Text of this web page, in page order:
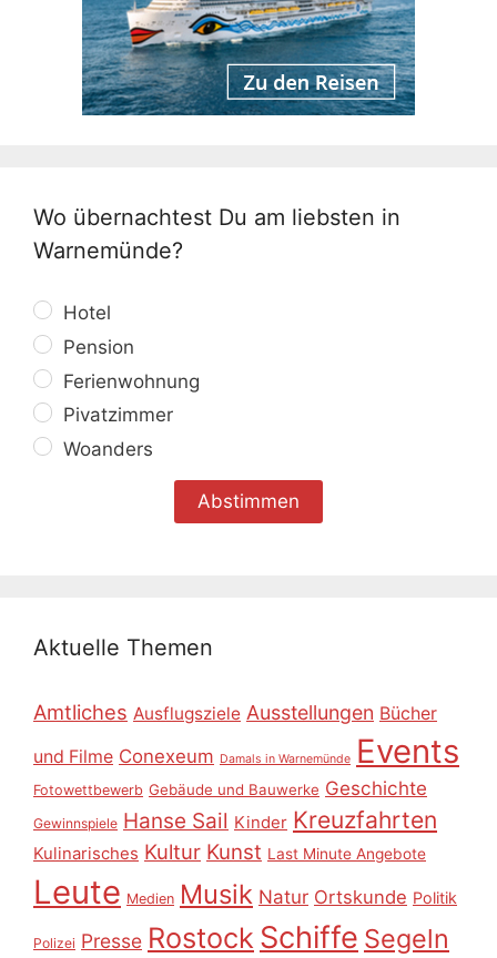
Wo übernachtest Du am liebsten in
Warnemünde?
Hotel
Pension
Ferienwohnung
Pivatzimmer
Woanders
Aktuelle Themen
Amtliches Ausflugsziele Ausstellungen Bücher
und Filme Conexeum Damals in Warnemünde Events
Fotowettbewerb Gebäude und Bauwerke Geschichte
Gewinnspiele Hanse Sail Kinder Kreuzfahrten
Kulinarisches Kultur Kunst Last Minute Angebote
Leute Medien Musik Natur Ortskunde Politik
Polizei Presse Rostock Schiffe Segeln